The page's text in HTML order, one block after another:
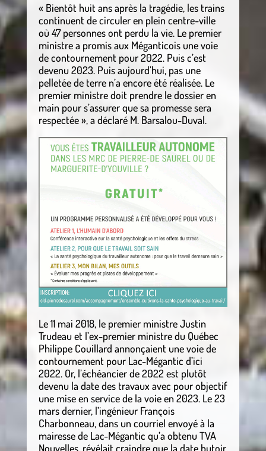
« Bientôt huit ans après la tragédie, les trains
continuent de circuler en plein centre-ville
où 47 personnes ont perdu la vie. Le premier
ministre a promis aux Méganticois une voie
de contournement pour 2022. Puis c’est
devenu 2023. Puis aujourd’hui, pas une
pelletée de terre n’a encore été réalisée. Le
premier ministre doit prendre le dossier en
main pour s’assurer que sa promesse sera
respectée », a déclaré M. Barsalou-Duval.
Le 11 mai 2018, le premier ministre Justin
Trudeau et l’ex-premier ministre du Québec
Philippe Couillard annonçaient une voie de
contournement pour Lac-Mégantic d’ici
2022. Or, l’échéancier de 2022 est plutôt
devenu la date des travaux avec pour objectif
une mise en service de la voie en 2023. Le 23
mars dernier, l’ingénieur François
Charbonneau, dans un courriel envoyé à la
mairesse de Lac-Mégantic qu’a obtenu TVA
Nouvelles, révélait craindre que la date butoir